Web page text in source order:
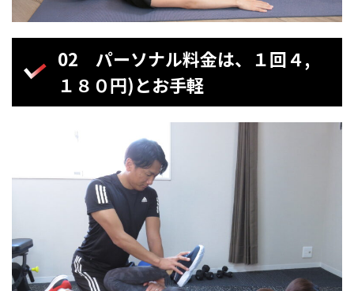
02 パーソナル料金は、１回４,
１８０円)とお手軽